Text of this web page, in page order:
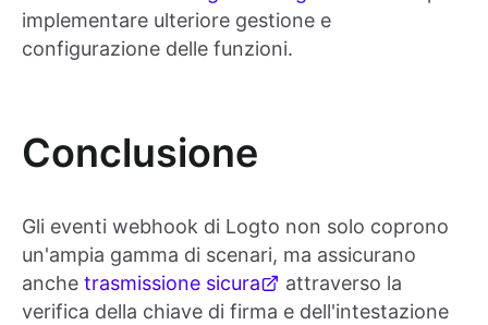
implementare ulteriore gestione e
configurazione delle funzioni.
Conclusione
Gli eventi webhook di Logto non solo coprono
un'ampia gamma di scenari, ma assicurano
anche trasmissione sicura
attraverso la
verifica della chiave di firma e dell'intestazione